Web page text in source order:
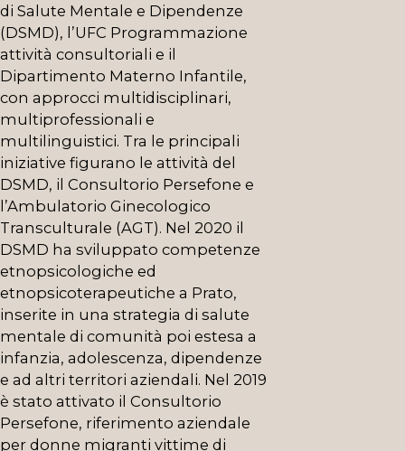
di Salute Mentale e Dipendenze
(DSMD), l’UFC Programmazione
attività consultoriali e il
Dipartimento Materno Infantile,
con approcci multidisciplinari,
multiprofessionali e
multilinguistici. Tra le principali
iniziative figurano le attività del
DSMD, il Consultorio Persefone e
l’Ambulatorio Ginecologico
Transculturale (AGT). Nel 2020 il
DSMD ha sviluppato competenze
etnopsicologiche ed
etnopsicoterapeutiche a Prato,
inserite in una strategia di salute
mentale di comunità poi estesa a
infanzia, adolescenza, dipendenze
e ad altri territori aziendali. Nel 2019
è stato attivato il Consultorio
Persefone, riferimento aziendale
per donne migranti vittime di